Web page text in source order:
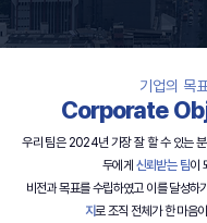
기업의 목
Corporate
우리 팀은 2024년 가장 잘 할 수 있는
두에게신뢰받는 팀이
비전과 목표를 수립하였고 이를 달성하
지로 조직 전체가 한 마음